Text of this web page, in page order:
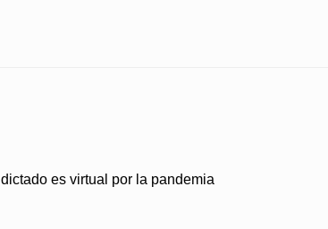
es virtual por la pandemia